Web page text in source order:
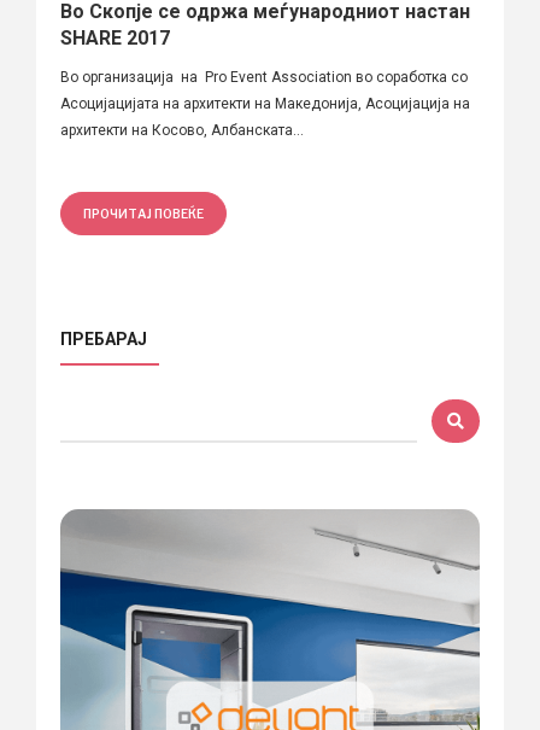
Во Скопје се одржа меѓународниот настан
SHARE 2017
Во организација на Pro Event Association во соработка со
Асоцијацијата на архитекти на Македонија, Асоцијација на
архитекти на Косово, Албанската...
ПРОЧИТАЈ ПОВЕЌЕ
ПРЕБАРАЈ